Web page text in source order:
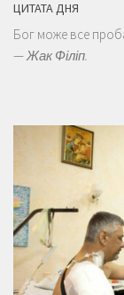
ЦИТАТА ДНЯ
Бог може все
—Жак Філіп.